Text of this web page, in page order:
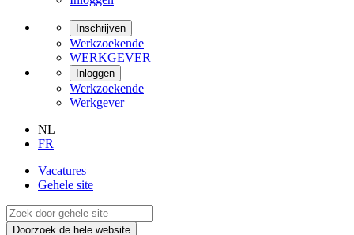
Inschrijven
Werkzoekende
WERKGEVER
Inloggen
Werkzoekende
Werkgever
NL
FR
Vacatures
Gehele site